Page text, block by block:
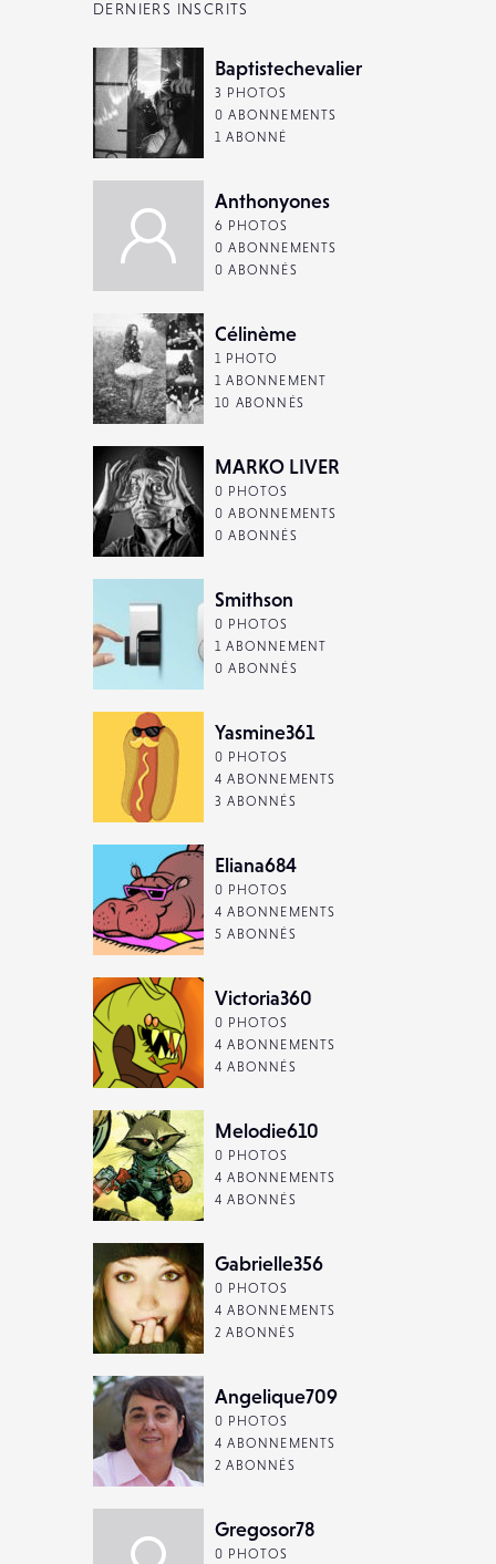
DERNIERS INSCRITS
Baptistechevalier
3 PHOTOS
0 ABONNEMENTS
1 ABONNÉ
Anthonyones
6 PHOTOS
0 ABONNEMENTS
0 ABONNÉS
Célinème
1 PHOTO
1 ABONNEMENT
10 ABONNÉS
MARKO LIVER
0 PHOTOS
0 ABONNEMENTS
0 ABONNÉS
Smithson
0 PHOTOS
1 ABONNEMENT
0 ABONNÉS
Yasmine361
0 PHOTOS
4 ABONNEMENTS
3 ABONNÉS
Eliana684
0 PHOTOS
4 ABONNEMENTS
5 ABONNÉS
Victoria360
0 PHOTOS
4 ABONNEMENTS
4 ABONNÉS
Melodie610
0 PHOTOS
4 ABONNEMENTS
4 ABONNÉS
Gabrielle356
0 PHOTOS
4 ABONNEMENTS
2 ABONNÉS
Angelique709
0 PHOTOS
4 ABONNEMENTS
2 ABONNÉS
Gregosor78
0 PHOTOS